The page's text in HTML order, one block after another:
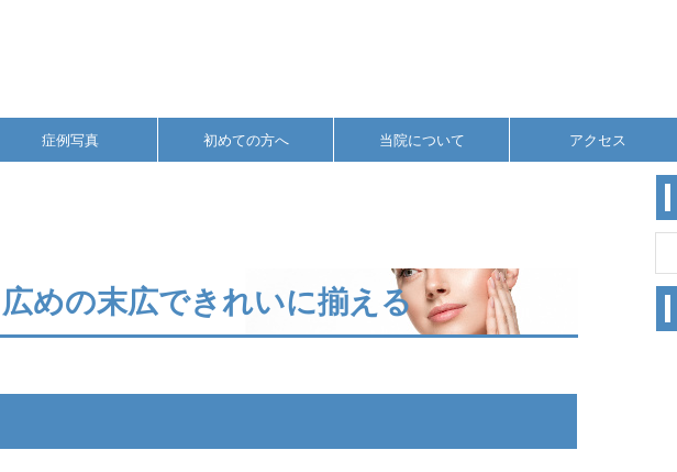
症例写真 初めての方へ 当院について アクセス
めの末広できれいに揃える